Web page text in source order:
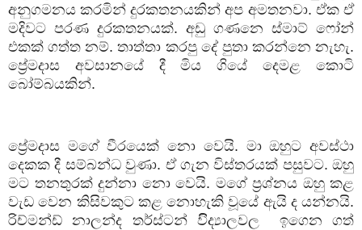
අනුගමනය කරමින් දුරකතනයකින් අප අමතනවා. ඒක ඒ
මදිවට පරණ දුරකතනයක්. අඩු ගණනෙ ස්මාට් ෆෝන්
එකක් ගත්ත නම්. තාත්තා කරපු දේ පුතා කරන්නෙ නැහැ.
ප්‍රේමදාස අවසානයේ දී මිය ගියේ දෙමළ කොටි
බෝම්බයකින්.
ප්‍රේමදාස මගේ වීරයෙක් නො වෙයි. මා ඔහුට අවස්ථා
දෙකක දී සම්බන්ධ වුණා. ඒ ගැන විස්තරයක් පසුවට. ඔහු
මට තනතුරක් දුන්නා නො වෙයි. මගේ ප්‍රශ්නය ඔහු කළ
වැඩ වෙන කිසිවකුට කළ නොහැකි වූයේ ඇයි ද යන්නයි.
රිච්මන්ඩ් නාලන්ද තර්ස්ටන් විිද්‍යාලවල
ඉගෙන ගත්